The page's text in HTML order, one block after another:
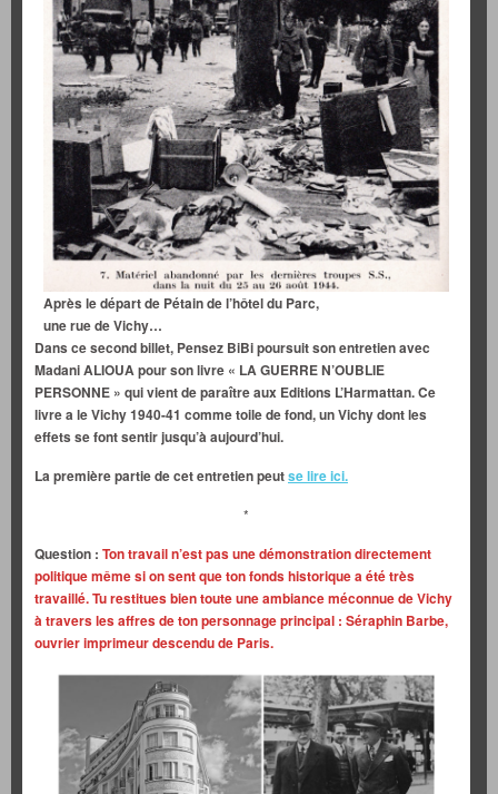
Après le départ de Pétain de l’hôtel du Parc,
une rue de Vichy…
Dans ce second billet, Pensez BiBi poursuit son entretien avec
Madani ALIOUA pour son livre « LA GUERRE N’OUBLIE
PERSONNE » qui vient de paraître aux Editions L’Harmattan. Ce
livre a le Vichy 1940-41 comme toile de fond, un Vichy dont les
effets se font sentir jusqu’à aujourd’hui.
La première partie de cet entretien peutse lire ici.
*
Question : Ton travail n’est pas une démonstration directement
politique même si on sent que ton fonds historique a été très
travaillé. Tu restitues bien toute une ambiance méconnue de Vichy
à travers les affres de ton personnage principal : Séraphin Barbe,
ouvrier imprimeur descendu de Paris.